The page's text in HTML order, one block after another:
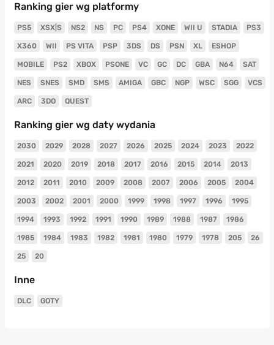
Ranking gier wg platformy
PS5 XSX|S NS2 NS PC PS4 XONE WII U STADIA PS3
X360 WII PS VITA PSP 3DS DS PSN XL ESHOP
MOBILE PS2 XBOX PSONE VC GC DC GBA N64 SAT
NES SNES SMD SMS AMIGA GBC NGP WSC SGG VCS
ARC 3DO QUEST
Ranking gier wg daty wydania
2030 2029 2028 2027 2026 2025 2024 2023 2022
2021 2020 2019 2018 2017 2016 2015 2014 2013
2012 2011 2010 2009 2008 2007 2006 2005 2004
2003 2002 2001 2000 1999 1998 1997 1996 1995
1994 1993 1992 1991 1990 1989 1988 1987 1986
1985 1984 1983 1982 1981 1980 1979 1978 205 26
25 20
Inne
DLC GOTY